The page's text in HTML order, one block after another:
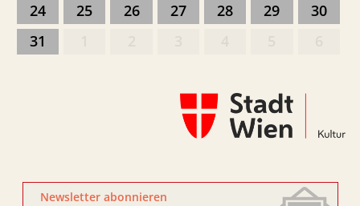
24
25 26 27 28 29
30
31
Newsletter abonnieren